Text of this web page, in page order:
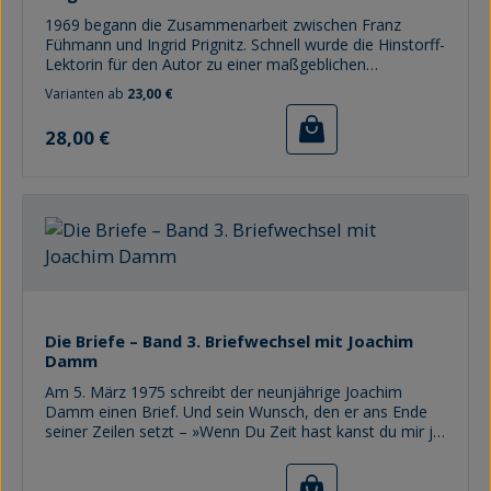
1969 begann die Zusammenarbeit zwischen Franz
Fühmann und Ingrid Prignitz. Schnell wurde die Hinstorff-
Lektorin für den Autor zu einer maßgeblichen
Ansprechpartnerin und nach 1975 der ausschlaggebende
Grund für seine dauerhafte Bindung an den Verlag. 1974
arbeiteten beide an der Konzeption der Fühmann-
Werksausgabe, ab 1975 war Ingrid Prignitz über
Schaffen Fühmanns die wichtigsten wurden.
Herausragende Werke entstanden, u.a. der epochale
Trakl-Essay »Vor Feuerschlünden« und das Fragment
das ist verrottet und faul bis ins Mark, und gibt sich so
biedermännisch, und – neee, ich habs satt.« Dieser
Zeitdokument und bewegendes Zeugnis einer
Freundschaft.
Varianten ab 23,00 €
28,00 €
Die Briefe – Band 3. Briefwechsel mit Joachim
Damm
Am 5. März 1975 schreibt der neunjährige Joachim
Damm einen Brief. Und sein Wunsch, den er ans Ende
seiner Zeilen setzt – »Wenn Du Zeit hast kanst du mir ja
Franz Fühmann antwortet. Bald entwickelt sich ein